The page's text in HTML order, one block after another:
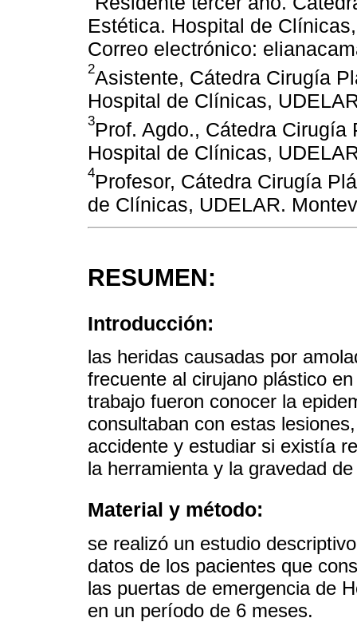
Estética. Hospital de
Correo electrónico:
2Asistente, Cátedra Cirugía
Hospital de Clínicas,
3Prof. Agdo., Cátedra
Hospital de Clínicas,
4Profesor, Cátedra Cirugía
de Clínicas, UDELAR.
RESUMEN:
Introducción:
las heridas causadas por
frecuente al cirujano plástico
trabajo fueron conocer la
consultaban con estas
accidente y estudiar si existía
la herramienta y la gravedad
Material y método:
se realizó un estudio
datos de los pacientes que
las puertas de emergencia de
en un período de 6 meses.